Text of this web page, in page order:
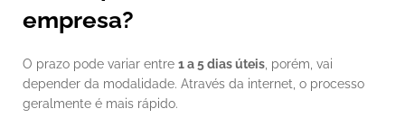
empresa?
O prazo pode variar entre 1 a 5 dias úteis , porém, vai
depender da modalidade. Através da internet, o processo
geralmente é mais rápido.